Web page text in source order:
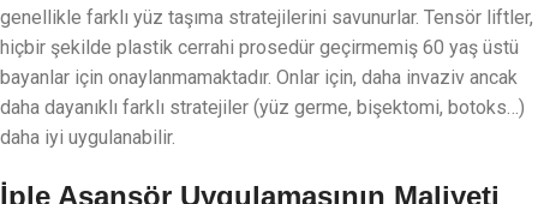
genellikle farklı yüz taşıma stratejilerini savunurlar. Tensör liftler,
hiçbir şekilde plastik cerrahi prosedür geçirmemiş 60 yaş üstü
bayanlar için onaylanmamaktadır. Onlar için, daha invaziv ancak
daha dayanıklı farklı stratejiler (yüz germe, bişektomi, botoks…)
daha iyi uygulanabilir.
İple Asansör Uygulamasının Maliyeti